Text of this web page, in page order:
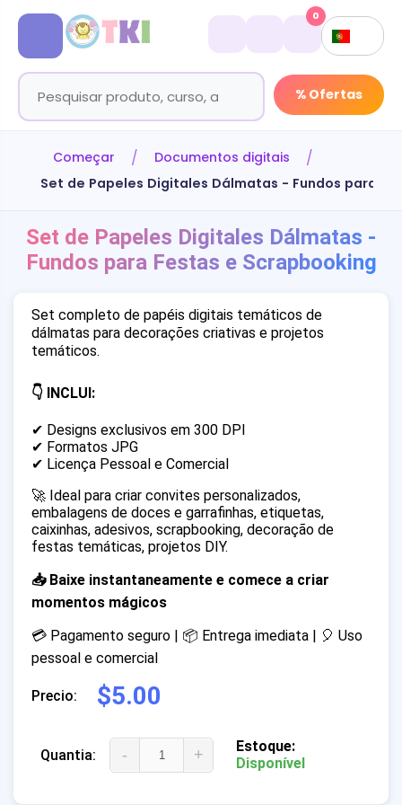
% Ofertas
0
Começar
Documentos digitais
Set de Papeles Digitales Dálmatas - Fundos para
Set de Papeles Digitales Dálmatas -
Fundos para Festas e Scrapbooking
Set completo de papéis digitais temáticos de
dálmatas para decorações criativas e projetos
temáticos.
👇 INCLUI:
✔ Designs exclusivos em 300 DPI
✔ Formatos JPG
✔ Licença Pessoal e Comercial
🚀 Ideal para criar convites personalizados,
embalagens de doces e garrafinhas, etiquetas,
caixinhas, adesivos, scrapbooking, decoração de
festas temáticas, projetos DIY.
📥 Baixe instantaneamente e comece a criar
momentos mágicos
💳 Pagamento seguro | 📦 Entrega imediata | 🎈 Uso
pessoal e comercial
Precio: $5.00
Quantia: - +
Estoque:
Disponível